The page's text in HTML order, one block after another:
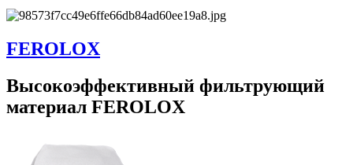
FEROLOX
Высокоэффективный фильтрующий
материал FEROLOX